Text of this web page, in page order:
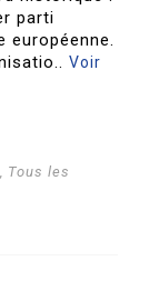
parti
européenne.
Voir
, Tous les